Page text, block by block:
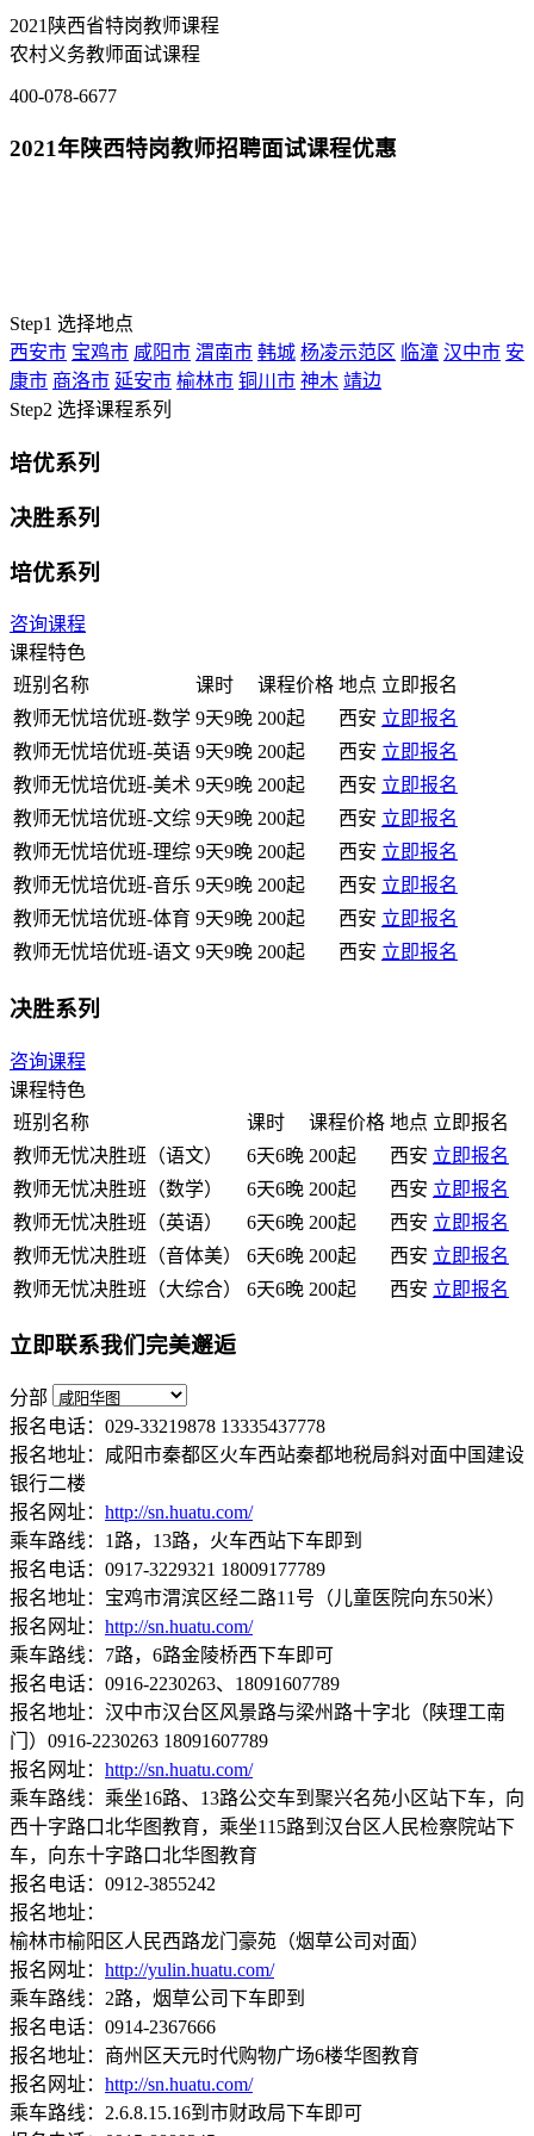
2021陕西省特岗教师课程
农村义务教师面试课程
400-078-6677
2021年陕西特岗教师招聘面试课程优惠
Step1 选择地点
西安市 宝鸡市 咸阳市 渭南市 韩城 杨凌示范区 临潼 汉中市 安
康市 商洛市 延安市 榆林市 铜川市 神木 靖边
Step2 选择课程系列
培优系列
决胜系列
培优系列
咨询课程
课程特色
班别名称
课时 课程价格 地点 立即报名
教师无忧培优班-数学 9天9晚 200起 西安 立即报名
教师无忧培优班-英语 9天9晚 200起 西安 立即报名
教师无忧培优班-美术 9天9晚 200起 西安 立即报名
教师无忧培优班-文综 9天9晚 200起 西安 立即报名
教师无忧培优班-理综 9天9晚 200起 西安 立即报名
教师无忧培优班-音乐 9天9晚 200起 西安 立即报名
教师无忧培优班-体育 9天9晚 200起 西安 立即报名
教师无忧培优班-语文 9天9晚 200起 西安 立即报名
决胜系列
咨询课程
课程特色
班别名称
课时 课程价格 地点 立即报名
教师无忧决胜班（语文）
6天6晚 200起 西安 立即报名
教师无忧决胜班（数学）
6天6晚 200起 西安 立即报名
教师无忧决胜班（英语）
6天6晚 200起 西安 立即报名
教师无忧决胜班（音体美）
6天6晚 200起 西安 立即报名
教师无忧决胜班（大综合）
6天6晚 200起 西安 立即报名
立即联系我们完美邂逅
分部
报名电话：029-33219878 13335437778
报名地址：咸阳市秦都区火车西站秦都地税局斜对面中国建设
银行二楼
报名网址： http://sn.huatu.com/
乘车路线：1路，13路，火车西站下车即到
报名电话：0917-3229321 18009177789
报名地址：宝鸡市渭滨区经二路11号（儿童医院向东50米）
报名网址： http://sn.huatu.com/
乘车路线：7路，6路金陵桥西下车即可
报名电话：0916-2230263、18091607789
报名地址：汉中市汉台区风景路与梁州路十字北（陕理工南
门）0916-2230263 18091607789
报名网址： http://sn.huatu.com/
乘车路线：乘坐16路、13路公交车到聚兴名苑小区站下车，向
西十字路口北华图教育，乘坐115路到汉台区人民检察院站下
车，向东十字路口北华图教育
报名电话：0912-3855242
报名地址：
榆林市榆阳区人民西路龙门豪苑（烟草公司对面）
报名网址： http://yulin.huatu.com/
乘车路线：2路，烟草公司下车即到
报名电话：0914-2367666
报名地址：商州区天元时代购物广场6楼华图教育
报名网址： http://sn.huatu.com/
乘车路线：2.6.8.15.16到市财政局下车即可